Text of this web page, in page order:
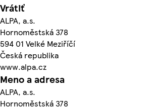
Vrátiť
ALPA, a.s.
Hornoměstská 378
594 01 Velké Meziříčí
Česká republika
www.alpa.cz
Meno a adresa
ALPA, a.s.
Hornoměstská 378